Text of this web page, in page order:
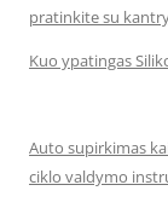
pratinkite su
Kuo ypatingas
Auto supirkimas
ciklo valdymo